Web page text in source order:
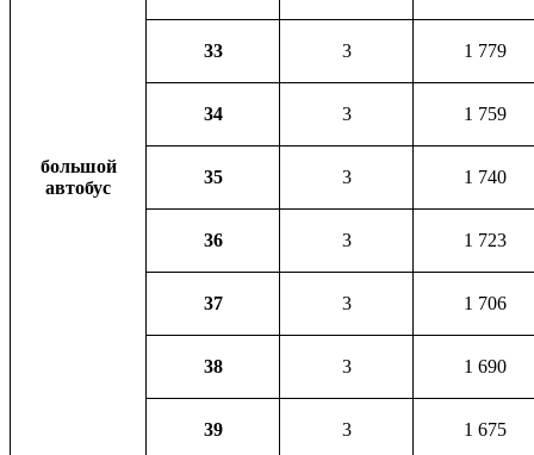
большой
автобус
33 3 1 779
34 3 1 759
35 3 1 740
36 3 1 723
37 3 1 706
38 3 1 690
39 3 1 675